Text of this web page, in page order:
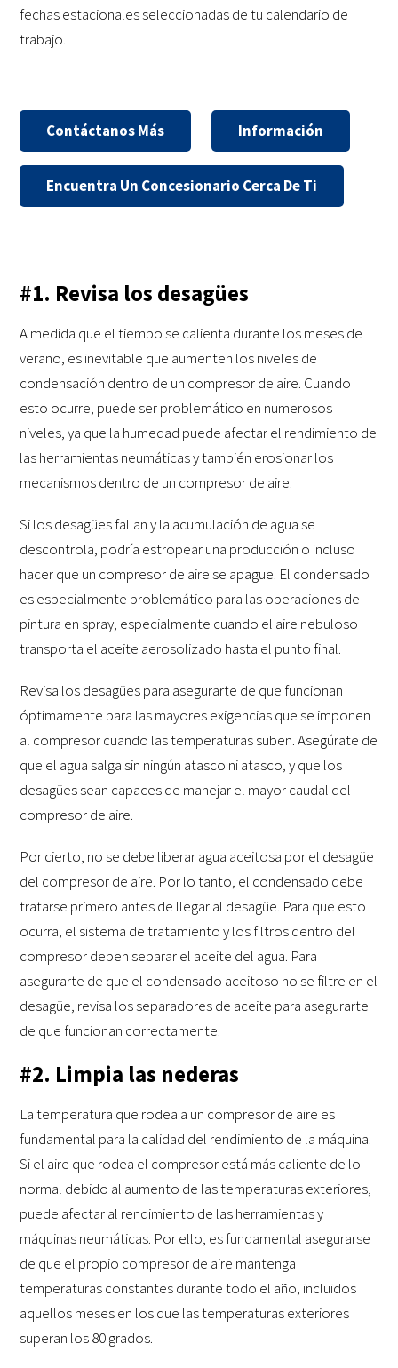
fechas estacionales seleccionadas de tu calendario de
trabajo.
Contáctanos Más Información
Encuentra Un Concesionario Cerca De Ti
#1. Revisa los desagües
A medida que el tiempo se calienta durante los meses de
verano, es inevitable que aumenten los niveles de
condensación dentro de un compresor de aire. Cuando
esto ocurre, puede ser problemático en numerosos
niveles, ya que la humedad puede afectar el rendimiento de
las herramientas neumáticas y también erosionar los
mecanismos dentro de un compresor de aire.
Si los desagües fallan y la acumulación de agua se
descontrola, podría estropear una producción o incluso
hacer que un compresor de aire se apague. El condensado
es especialmente problemático para las operaciones de
pintura en spray, especialmente cuando el aire nebuloso
transporta el aceite aerosolizado hasta el punto final.
Revisa los desagües para asegurarte de que funcionan
óptimamente para las mayores exigencias que se imponen
al compresor cuando las temperaturas suben. Asegúrate de
que el agua salga sin ningún atasco ni atasco, y que los
desagües sean capaces de manejar el mayor caudal del
compresor de aire.
Por cierto, no se debe liberar agua aceitosa por el desagüe
del compresor de aire. Por lo tanto, el condensado debe
tratarse primero antes de llegar al desagüe. Para que esto
ocurra, el sistema de tratamiento y los filtros dentro del
compresor deben separar el aceite del agua. Para
asegurarte de que el condensado aceitoso no se filtre en el
desagüe, revisa los separadores de aceite para asegurarte
de que funcionan correctamente.
#2. Limpia las nederas
La temperatura que rodea a un compresor de aire es
fundamental para la calidad del rendimiento de la máquina.
Si el aire que rodea el compresor está más caliente de lo
normal debido al aumento de las temperaturas exteriores,
puede afectar al rendimiento de las herramientas y
máquinas neumáticas. Por ello, es fundamental asegurarse
de que el propio compresor de aire mantenga
temperaturas constantes durante todo el año, incluidos
aquellos meses en los que las temperaturas exteriores
superan los 80 grados.